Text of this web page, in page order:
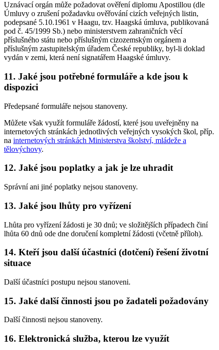
Uznávací orgán může požadovat ověření diplomu Apostillou (dle
Úmluvy o zrušení požadavku ověřování cizích veřejných listin,
podepsané 5.10.1961 v Haagu, tzv. Haagská úmluva, publikovaná
pod č. 45/1999 Sb.) nebo ministerstvem zahraničních věcí
příslušného státu nebo příslušným cizozemským orgánem a
příslušným zastupitelským úřadem České republiky, byl-li doklad
vydán v zemi, která není signatářem Haagské úmluvy.
11. Jaké jsou potřebné formuláře a kde jsou k
dispozici
Předepsané formuláře nejsou stanoveny.
Můžete však využít formuláře žádostí, které jsou uveřejněny na
internetových stránkách jednotlivých veřejných vysokých škol, příp.
na internetových stránkách Ministerstva školství, mládeže a
tělovýchovy.
12. Jaké jsou poplatky a jak je lze uhradit
Správní ani jiné poplatky nejsou stanoveny.
13. Jaké jsou lhůty pro vyřízení
Lhůta pro vyřízení žádosti je 30 dnů; ve složitějších případech činí
lhůta 60 dnů ode dne doručení kompletní žádosti (včetně příloh).
14. Kteří jsou další účastníci (dotčení) řešení životní
situace
Další účastníci postupu nejsou stanoveni.
15. Jaké další činnosti jsou po žadateli požadovány
Další činnosti nejsou stanoveny.
16. Elektronická služba, kterou lze využít